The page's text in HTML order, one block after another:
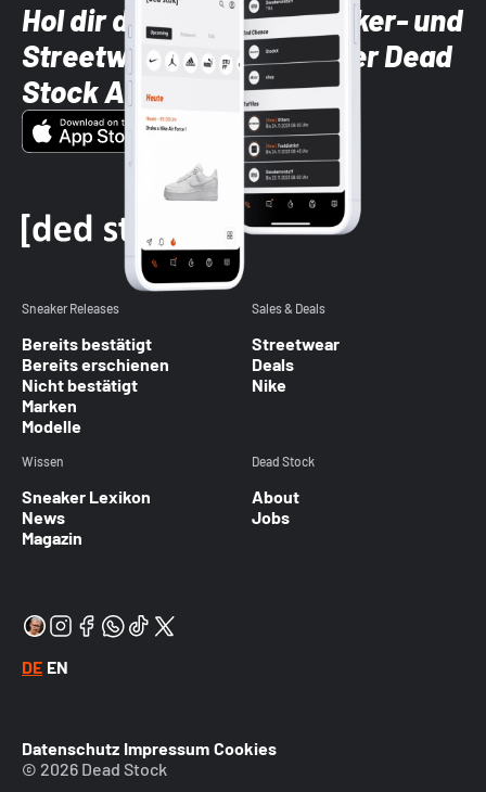
Hol dir die neuesten Sneaker- und
Streetwear-Brands mit der Dead
Stock App
Sneaker Releases
Bereits bestätigt
Bereits erschienen
Nicht bestätigt
Marken
Modelle
Sales & Deals
Streetwear
Deals
Nike
Wissen
Sneaker Lexikon
News
Magazin
Dead Stock
About
Jobs
DE EN
Datenschutz Impressum Cookies
© 2026 Dead Stock